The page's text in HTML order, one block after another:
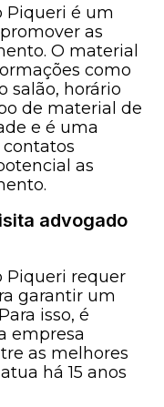
Piqueri é um
as
O material
como
salão, horário
de material de
e é uma
as
advogado
Piqueri requer
garantir um
isso, é
empresa
as melhores
há 15 anos